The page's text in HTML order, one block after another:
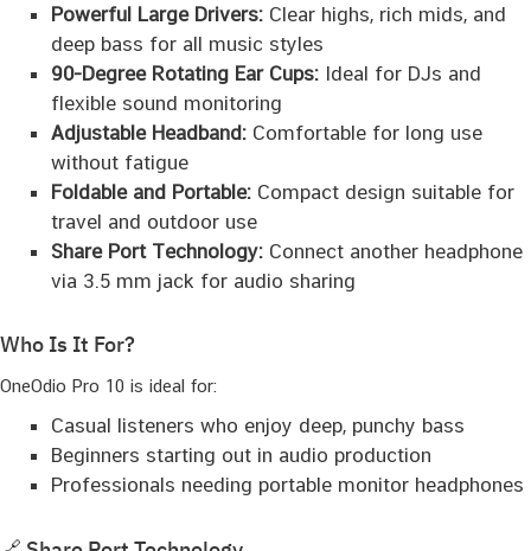
Powerful Large Drivers:Clear highs, rich mids, and
deep bass for all music styles
90-Degree Rotating Ear Cups:Ideal for DJs and
flexible sound monitoring
Adjustable Headband:Comfortable for long use
without fatigue
Foldable and Portable:Compact design suitable for
travel and outdoor use
Share Port Technology:Connect another headphone
via 3.5 mm jack for audio sharing
Who Is It For?
OneOdio Pro 10 is ideal for:
Casual listeners who enjoy deep, punchy bass
Beginners starting out in audio production
Professionals needing portable monitor headphones